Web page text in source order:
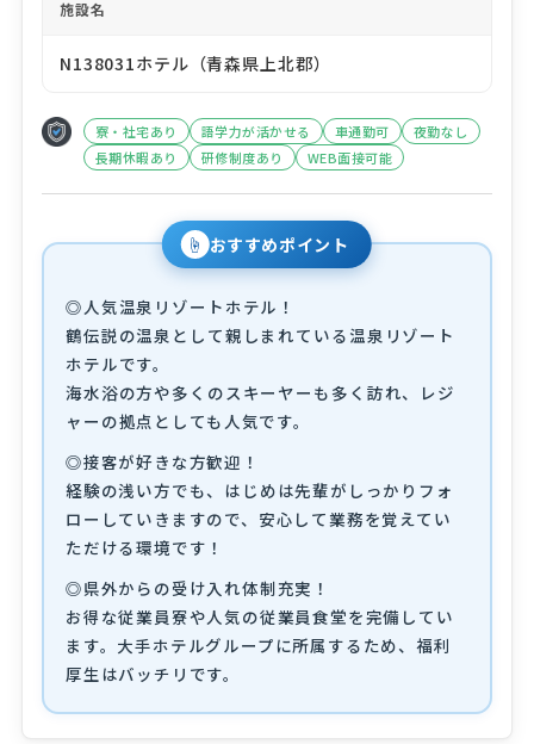
施設名
N138031ホテル（青森県上北郡）
寮・社宅あり 語学力が活かせる 車通勤可
夜勤なし
長期休暇あり
研修制度あり WEB面接可能
☝ おすすめポイント
◎人気温泉リゾートホテル！
鶴伝説の温泉として親しまれている温泉リゾート
ホテルです。
海水浴の方や多くのスキーヤーも多く訪れ、レジ
ャーの拠点としても人気です。
◎接客が好きな方歓迎！
経験の浅い方でも、はじめは先輩がしっかりフォ
ローしていきますので、安心して業務を覚えてい
ただける環境です！
◎県外からの受け入れ体制充実！
お得な従業員寮や人気の従業員食堂を完備してい
ます。大手ホテルグループに所属するため、福利
厚生はバッチリです。